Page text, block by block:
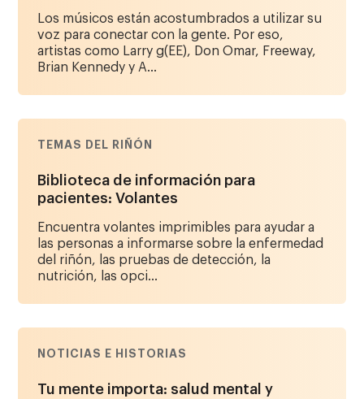
Los músicos están acostumbrados a utilizar su
voz para conectar con la gente. Por eso,
artistas como Larry g(EE), Don Omar, Freeway,
Brian Kennedy y A...
TEMAS DEL RIÑÓN
Biblioteca de información para
pacientes: Volantes
Encuentra volantes imprimibles para ayudar a
las personas a informarse sobre la enfermedad
del riñón, las pruebas de detección, la
nutrición, las opci...
NOTICIAS E HISTORIAS
Tu mente importa: salud mental y